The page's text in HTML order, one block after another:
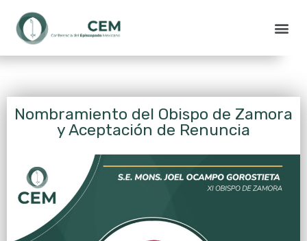
Nombramiento del Obispo de Zamora
y Aceptación de Renuncia